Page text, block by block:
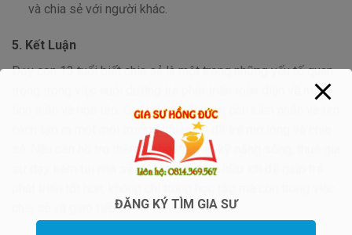
và chia sẻ với người khác.
5. Kết Luận
Dạy con 13 tuổi biết chia sẻ là một trong những yếu tố quan
trọng trong việc nuôi dưỡng trẻ phát triển toàn diện về mặt
tinh thần và học tập. Các bậc phụ huynh cần kiên nhẫn và tìm
cách tạo ra một môi trường thuận lợi để trẻ mở lòng và chia
sẻ. Nếu cần hỗ trợ thêm về học tập và kỹ năng sống, thuê gia
sư dạy kèm tại nhà sẽ là một lựa chọn hữu ích để giúp trẻ
chia sẻ và giao tiếp.ĐĂNG KÝ TÌM GIA SƯ